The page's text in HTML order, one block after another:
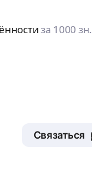
за 1000 зн.
Связаться